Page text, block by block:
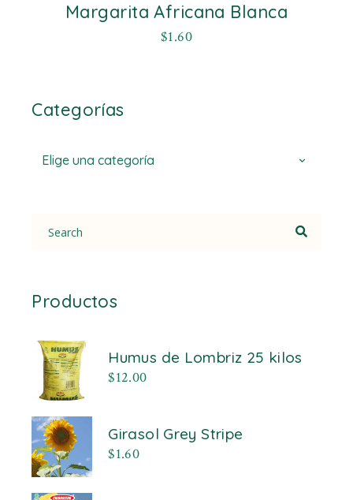
Margarita Africana Blanca
$1.60
Categorías
Elige una categoría
for:
Productos
Humus de Lombriz 25 kilos
$12.00
Girasol Grey Stripe
$1.60